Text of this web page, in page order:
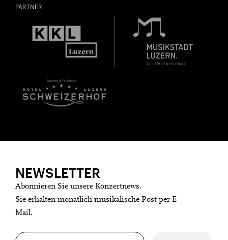
PARTNER
NEWSLETTER
Abonnieren Sie unsere Konzertnews.
Sie erhalten monatlich musikalische Post per E-
Mail.